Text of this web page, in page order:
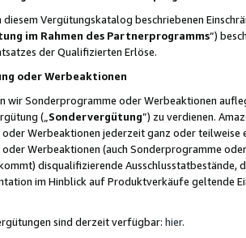
Vergütungskatalog beschriebenen
im Rahmen des Partnerprogramms“)
der Qualifizierten Erlöse.
oder Werbeaktionen
wir Sonderprogramme oder Werbeaktionen
(„ Sondervergütung”) zu verdienen.
Werbeaktionen jederzeit ganz oder
Werbeaktionen (auch Sonderprogramme
disqualifizierende Ausschlusstatbestände,
im Hinblick auf Produktverkäufe geltende
sind derzeit verfügbar: hier.